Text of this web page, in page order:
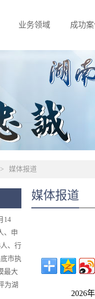
业务领域 成功
> 媒体报道
14
、申
、行
市执
最大
为湖
媒体报道
2026年